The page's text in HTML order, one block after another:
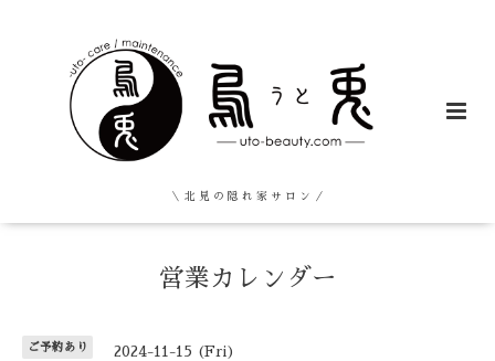
＼ 北 見 の 隠 れ 家 サ ロ ン ／
営業カレンダー
ご予約あり 2024-11-15 (Fri)